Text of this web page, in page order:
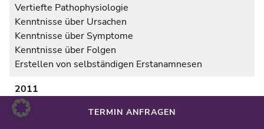
TERMIN ANFRAGEN
Vertiefte Pathophysiologie
Kenntnisse über Ursachen
Kenntnisse über Symptome
Kenntnisse über Folgen
Erstellen von selbständigen Erstanamnesen
2011
Fortbildung:
Atlastherapie